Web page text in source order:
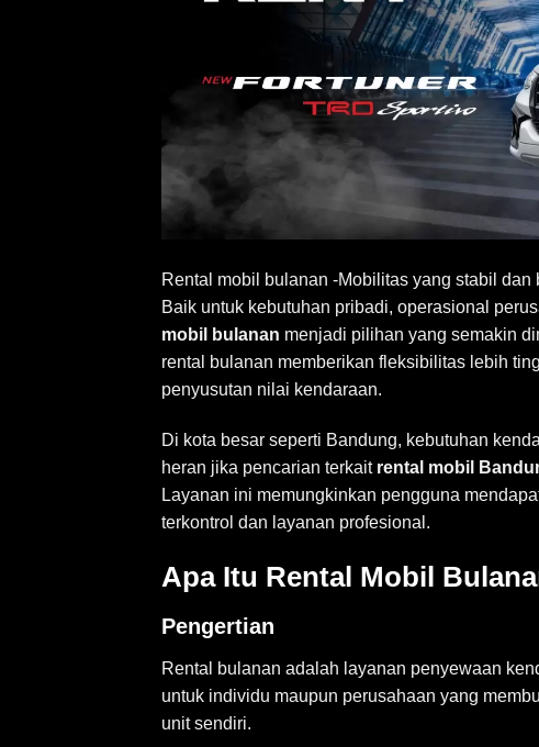
Rental mobil bulanan -Mobilitas yang stabil dan
Baik untuk kebutuhan pribadi, operasional
mobil bulanan menjadi pilihan yang semakin
rental bulanan memberikan fleksibilitas lebih
penyusutan nilai kendaraan.
Di kota besar seperti Bandung, kebutuhan
heran jika pencarian terkait rental mobil
Layanan ini memungkinkan pengguna
terkontrol dan layanan profesional.
Apa Itu Rental Mobil
Pengertian
Rental bulanan adalah layanan penyewaan
untuk individu maupun perusahaan yang
unit sendiri.